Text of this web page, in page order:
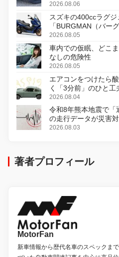
2026.08.06
スズキの400ccラグ
「BURGMAN（バー
変更し、8月18日に発
2026.08.05
車内での仮眠、どこ
なしの危険性
2026.08.05
エアコンをつけたら
く「3分前」のひと
2026.08.04
令和8年熊本地震で「
の走行データが災害
2026.08.03
著者プロフィール
MotorFan
新車情報から歴代名車のスペックま